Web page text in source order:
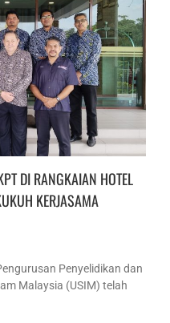
DI RANGKAIAN HOTEL
KERJASAMA
Penyelidikan dan
Malaysia (USIM) telah